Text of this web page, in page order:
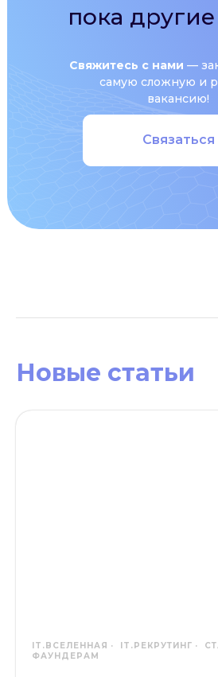
Свяжитесь с нами —
самую сложную и
вакансию!
пока
Связаться
Новые статьи
IT.ВСЕЛЕННАЯ IT.РЕКРУТИНГ
ФАУНДЕРАМ